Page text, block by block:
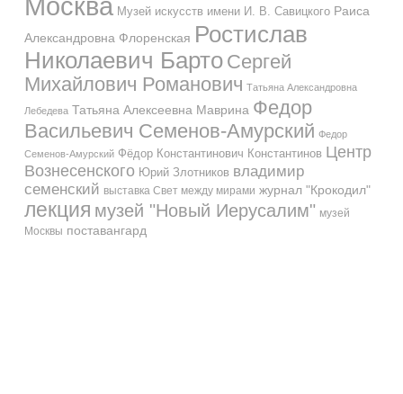
Музей искусств имени И. В. Савицкого Раиса
Александровна Флоренская Ростислав
Николаевич Барто Сергей
Михайлович Романович Татьяна Александровна
Лебедева Татьяна Алексеевна Маврина Федор
Васильевич Семенов-Амурский Федор
Семенов-Амурский Фёдор Константинович Константинов Центр
Вознесенского Юрий Злотников владимир
семенский выставка Свет между мирами журнал "Крокодил"
лекция музей "Новый Иерусалим" музей
Москвы поставангард